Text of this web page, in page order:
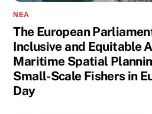
ΝΈΑ
The European
Inclusive and Equitable
Maritime Spatial
Small-Scale Fishers in
Day